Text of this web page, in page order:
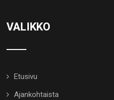
VALIKKO
Etusivu
Ajankohtaista